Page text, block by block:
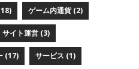
ゲーム内通貨 (2)
サイト運営 (3)
(17) サービス (1)